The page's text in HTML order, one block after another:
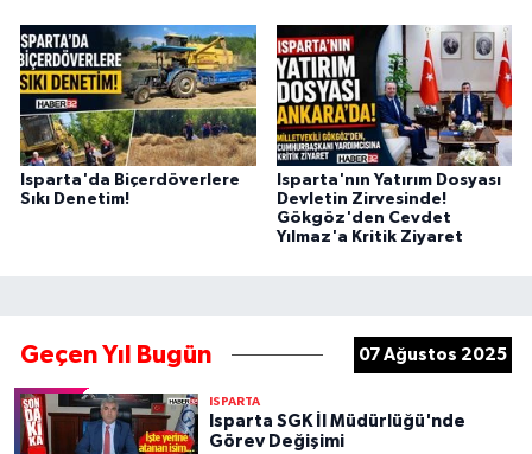
Isparta'da Biçerdöverlere
Sıkı Denetim!
Isparta'nın Yatırım Dosyası
Devletin Zirvesinde!
Gökgöz'den Cevdet
Yılmaz'a Kritik Ziyaret
Geçen Yıl Bugün 07 Ağustos 2025
ISPARTA
Isparta SGK İl Müdürlüğü'nde
Görev Değişimi